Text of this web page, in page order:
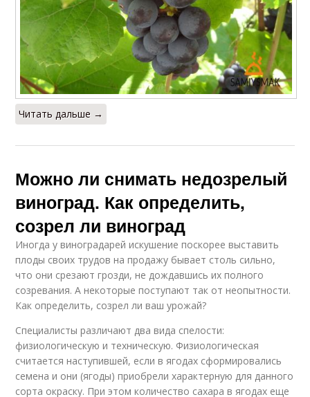
Читать дальше →
Можно ли снимать недозрелый
виноград. Как определить,
созрел ли виноград
Иногда у виноградарей искушение поскорее выставить
плоды своих трудов на продажу бывает столь сильно,
что они срезают грозди, не дождавшись их полного
созревания. А некоторые поступают так от неопытности.
Как определить, созрел ли ваш урожай?
Специалисты различают два вида спелости:
физиологическую и техническую. Физиологическая
считается наступившей, если в ягодах сформировались
семена и они (ягоды) приобрели характерную для данного
сорта окраску. При этом количество сахара в ягодах еще